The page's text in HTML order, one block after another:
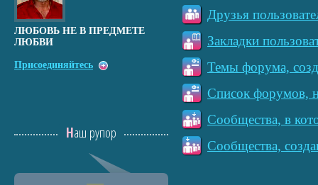
Друзья
Закладки
Темы форума,
Список форумов,
Сообщества, в
Сообщества,
ЛЮБОВЬ НЕ В ПРЕДМЕТЕ
ЛЮБВИ
Присоединяйтесь
Наш рупор